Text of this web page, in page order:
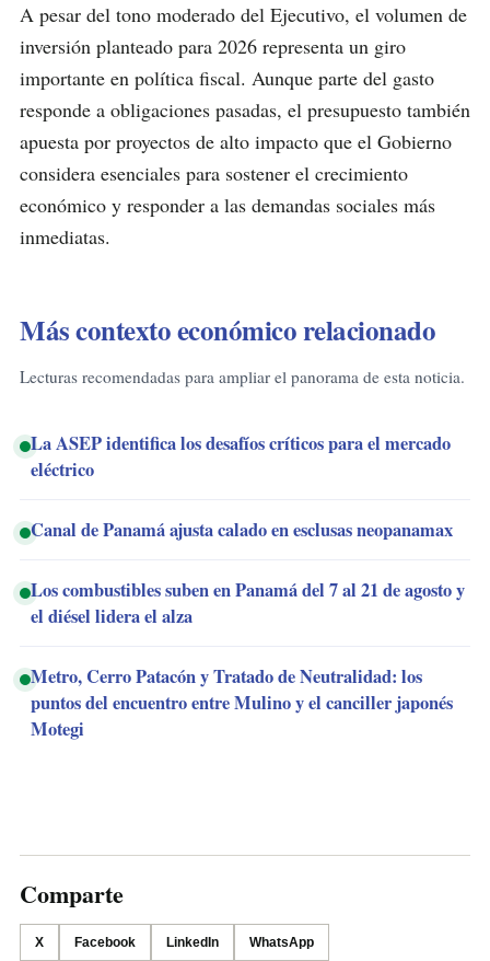
A pesar del tono moderado del Ejecutivo, el volumen de
inversión planteado para 2026 representa un giro
importante en política fiscal. Aunque parte del gasto
responde a obligaciones pasadas, el presupuesto también
apuesta por proyectos de alto impacto que el Gobierno
considera esenciales para sostener el crecimiento
económico y responder a las demandas sociales más
inmediatas.
Más contexto económico relacionado
Lecturas recomendadas para ampliar el panorama de esta noticia.
La ASEP identifica los desafíos críticos para el mercado
eléctrico
Canal de Panamá ajusta calado en esclusas neopanamax
Los combustibles suben en Panamá del 7 al 21 de agosto y
el diésel lidera el alza
Metro, Cerro Patacón y Tratado de Neutralidad: los
puntos del encuentro entre Mulino y el canciller japonés
Motegi
Comparte
X Facebook LinkedIn WhatsApp